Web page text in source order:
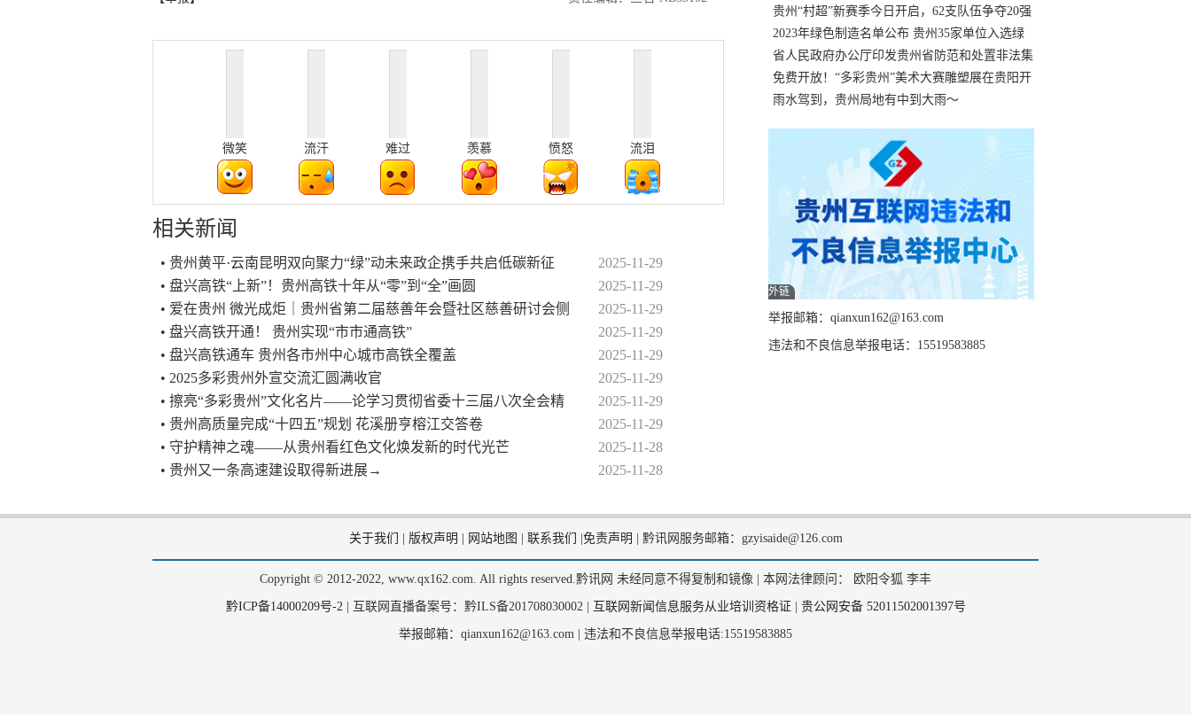
微笑 流汗 难过 羡慕 愤怒 流泪
相关新闻
• 贵州黄平·云南昆明双向聚力“绿”动未来政企携手共启低碳新征
2025-11-29
• 盘兴高铁“上新”！贵州高铁十年从“零”到“全”画圆
2025-11-29
• 爱在贵州 微光成炬｜贵州省第二届慈善年会暨社区慈善研讨会侧
2025-11-29
• 盘兴高铁开通！ 贵州实现“市市通高铁”
2025-11-29
• 盘兴高铁通车 贵州各市州中心城市高铁全覆盖
2025-11-29
• 2025多彩贵州外宣交流汇圆满收官
2025-11-29
• 擦亮“多彩贵州”文化名片——论学习贯彻省委十三届八次全会精
2025-11-29
• 贵州高质量完成“十四五”规划 花溪册亨榕江交答卷
2025-11-29
• 守护精神之魂——从贵州看红色文化焕发新的时代光芒
2025-11-28
• 贵州又一条高速建设取得新进展→
2025-11-28
贵州“村超”新赛季今日开启，62支队伍争夺20强
名额
2023年绿色制造名单公布 贵州35家单位入选绿
色工厂
省人民政府办公厅印发贵州省防范和处置非法集
资工作实施细则
免费开放！“多彩贵州”美术大赛雕塑展在贵阳开
展，持续至1月19日
雨水驾到，贵州局地有中到大雨～
外链
举报邮箱：qianxun162@163.com
违法和不良信息举报电话：15519583885
关于我们 版权声明 网站地图 联系我们 免责声明 黔讯网服务邮箱：gzyisaide@126.com
Copyright © 2012-2022, www.qx162.com. All rights reserved.黔讯网 未经同意不得复制和镜像 | 本网法律顾问： 欧阳令狐 李丰
黔ICP备14000209号-2| 互联网直播备案号：黔ILS备201708030002 | 互联网新闻信息服务从业培训资格证 贵公网安备 52011502001397号
举报邮箱：qianxun162@163.com | 违法和不良信息举报电话:15519583885